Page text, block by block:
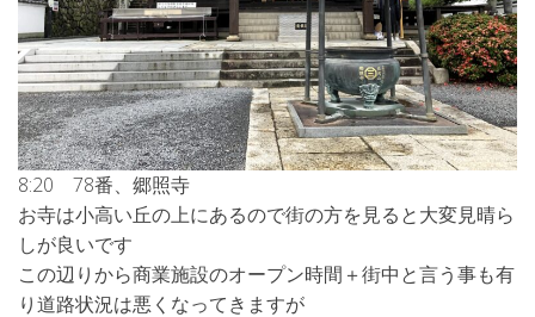
8:20 78番、郷照寺
お寺は小高い丘の上にあるので街の方を見ると大変見晴ら
しが良いです
この辺りから商業施設のオープン時間＋街中と言う事も有
り道路状況は悪くなってきますが